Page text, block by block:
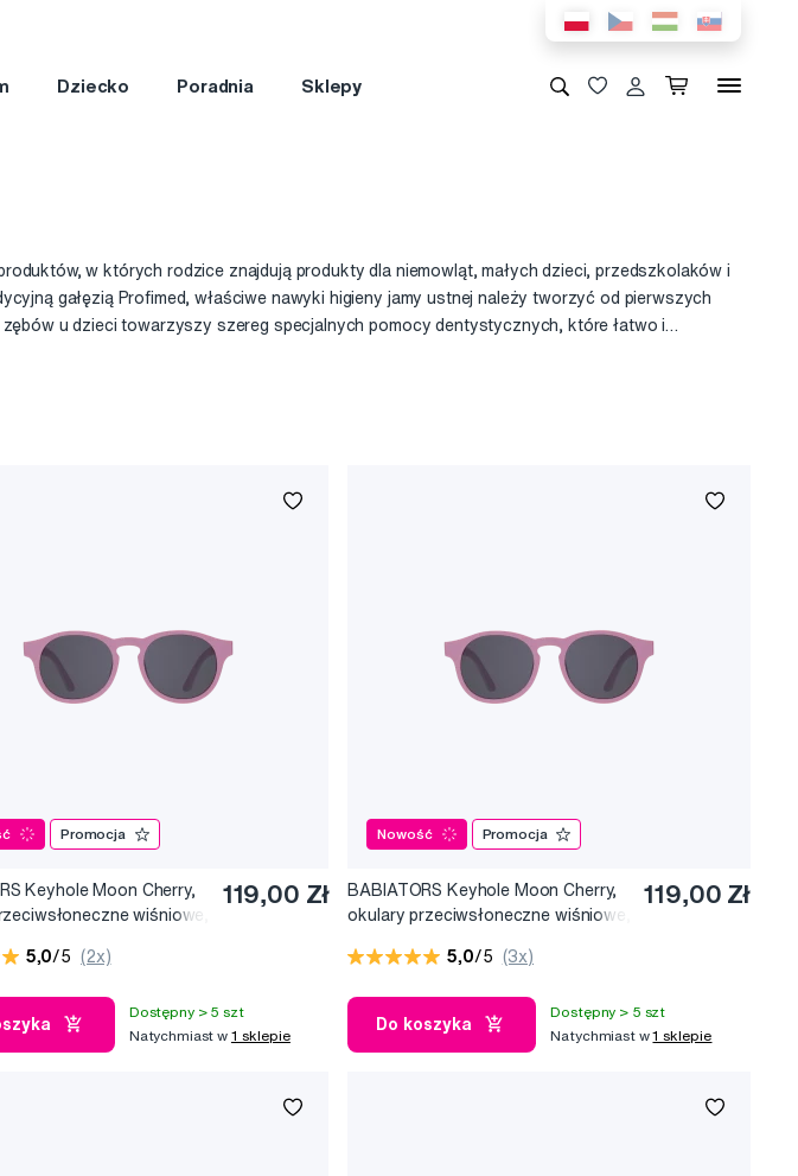
Dziecko Poradnia Sklepy
w których rodzice znajdują produkty dla niemowląt, małych dzieci, przedszkolaków i
gałęzią Profimed, właściwe nawyki higieny jamy ustnej należy tworzyć od pierwszych
u dzieci towarzyszy szereg specjalnych pomocy dentystycznych, które łatwo i
motywują do regularnej opieki dentystycznej. Rosnące zęby są pierwszym poważnym
kosmetyków Castera. Produkty zostały opracowane specjalnie dla wrażliwej skóry dzieci i
Promocja
Keyhole Moon Cherry,
wiśniowe,
119,00 Zł
5,0/5 (2x)
Dostępny > 5 szt
Natychmiast w 1 sklepie
Nowość Promocja
BABIATORS Keyhole Moon Cherry,
okulary przeciwsłoneczne wiśniowe,
119,00 Zł
5,0/5 (3x)
Do koszyka
Dostępny > 5 szt
Natychmiast w1 sklepie